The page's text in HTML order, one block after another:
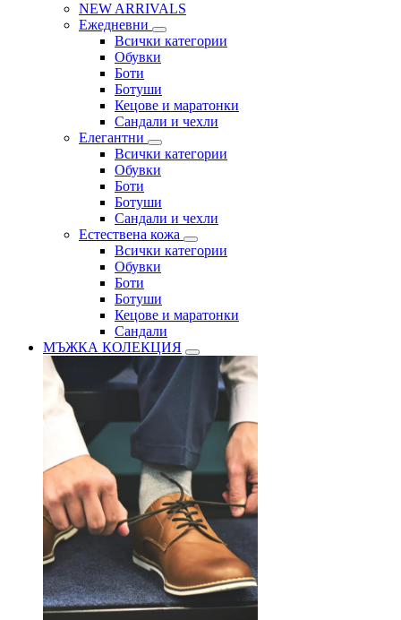
NEW ARRIVALS
Ежедневни
Всички категории
Обувки
Боти
Ботуши
Кецове и маратонки
Сандали и чехли
Елегантни
Всички категории
Обувки
Боти
Ботуши
Сандали и чехли
Естествена кожа
Всички категории
Обувки
Боти
Ботуши
Кецове и маратонки
Сандали
МЪЖКА КОЛЕКЦИЯ